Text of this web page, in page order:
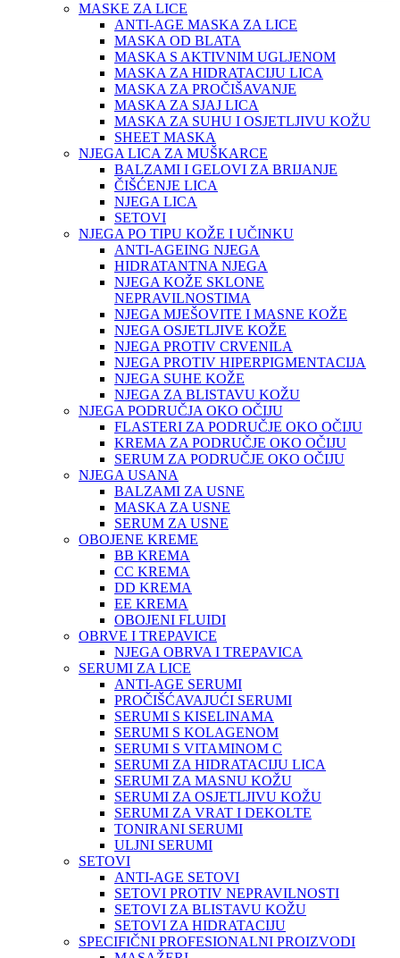
MASKE ZA LICE
ANTI-AGE MASKA ZA LICE
MASKA OD BLATA
MASKA S AKTIVNIM UGLJENOM
MASKA ZA HIDRATACIJU LICA
MASKA ZA PROČIŠAVANJE
MASKA ZA SJAJ LICA
MASKA ZA SUHU I OSJETLJIVU KOŽU
SHEET MASKA
NJEGA LICA ZA MUŠKARCE
BALZAMI I GELOVI ZA BRIJANJE
ČIŠĆENJE LICA
NJEGA LICA
SETOVI
NJEGA PO TIPU KOŽE I UČINKU
ANTI-AGEING NJEGA
HIDRATANTNA NJEGA
NJEGA KOŽE SKLONE
NEPRAVILNOSTIMA
NJEGA MJEŠOVITE I MASNE KOŽE
NJEGA OSJETLJIVE KOŽE
NJEGA PROTIV CRVENILA
NJEGA PROTIV HIPERPIGMENTACIJA
NJEGA SUHE KOŽE
NJEGA ZA BLISTAVU KOŽU
NJEGA PODRUČJA OKO OČIJU
FLASTERI ZA PODRUČJE OKO OČIJU
KREMA ZA PODRUČJE OKO OČIJU
SERUM ZA PODRUČJE OKO OČIJU
NJEGA USANA
BALZAMI ZA USNE
MASKA ZA USNE
SERUM ZA USNE
OBOJENE KREME
BB KREMA
CC KREMA
DD KREMA
EE KREMA
OBOJENI FLUIDI
OBRVE I TREPAVICE
NJEGA OBRVA I TREPAVICA
SERUMI ZA LICE
ANTI-AGE SERUMI
PROČIŠĆAVAJUĆI SERUMI
SERUMI S KISELINAMA
SERUMI S KOLAGENOM
SERUMI S VITAMINOM C
SERUMI ZA HIDRATACIJU LICA
SERUMI ZA MASNU KOŽU
SERUMI ZA OSJETLJIVU KOŽU
SERUMI ZA VRAT I DEKOLTE
TONIRANI SERUMI
ULJNI SERUMI
SETOVI
ANTI-AGE SETOVI
SETOVI PROTIV NEPRAVILNOSTI
SETOVI ZA BLISTAVU KOŽU
SETOVI ZA HIDRATACIJU
SPECIFIČNI PROFESIONALNI PROIZVODI